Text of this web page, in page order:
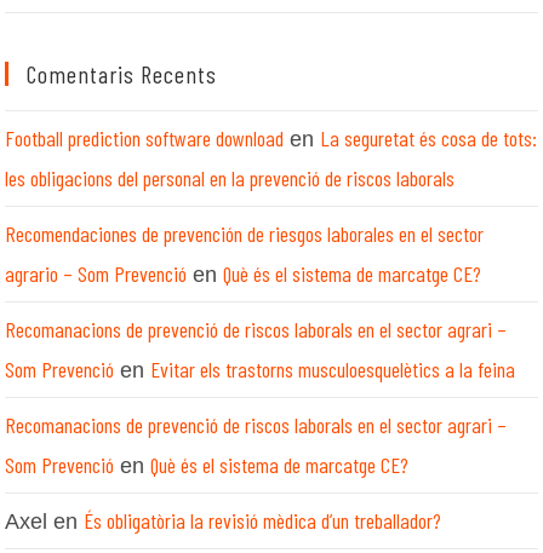
Comentaris Recents
Football prediction software download en La seguretat és cosa de tots:
les obligacions del personal en la prevenció de riscos laborals
Recomendaciones de prevención de riesgos laborales en el sector
agrario – Som Prevenció enQuè és el sistema de marcatge CE?
Recomanacions de prevenció de riscos laborals en el sector agrari –
Som Prevenció en Evitar els trastorns musculoesquelètics a la feina
Recomanacions de prevenció de riscos laborals en el sector agrari –
Som Prevenció enQuè és el sistema de marcatge CE?
Axel en És obligatòria la revisió mèdica d’un treballador?